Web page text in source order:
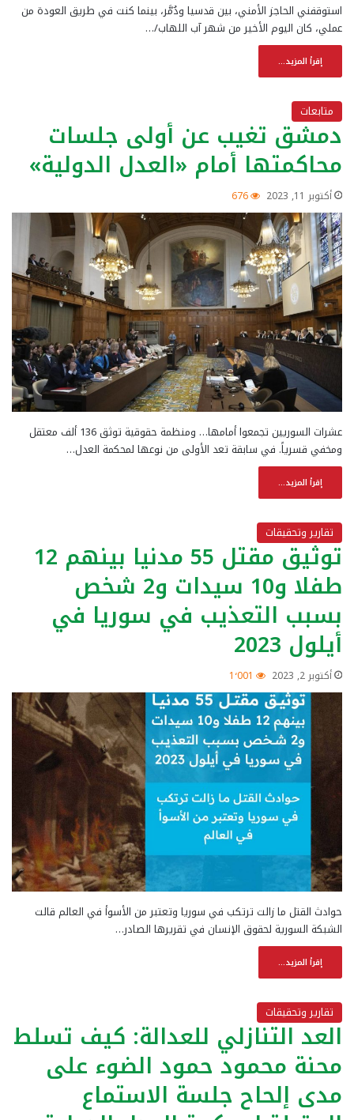
استوقفني الحاجز الأمني، بين قدسيا ودُمَّر، بينما كنت في طريق العودة من
عملي، كان اليوم الأخير من شهر آب اللهاب/…
إقرأ المزيد...
متابعات
دمشق تغيب عن أولى جلسات
محاكمتها أمام «العدل الدولية»
أكتوبر 11, 2023 676
عشرات السوريين تجمعوا أمامها… ومنظمة حقوقية توثق 136 ألف معتقل
ومخفي قسرياً. في سابقة تعد الأولى من نوعها لمحكمة العدل…
إقرأ المزيد...
تقارير وتحقيقات
توثيق مقتل 55 مدنيا بينهم 12
طفلا و10 سيدات و2 شخص
بسبب التعذيب في سوريا في
أيلول 2023
أكتوبر 2, 2023 1٬001
حوادث القتل ما زالت ترتكب في سوريا وتعتبر من الأسوأ في العالم قالت
الشبكة السورية لحقوق الإنسان في تقريرها الصادر…
إقرأ المزيد...
تقارير وتحقيقات
العد التنازلي للعدالة: كيف تسلط
محنة محمود حمود الضوء على
مدى إلحاح جلسة الاستماع